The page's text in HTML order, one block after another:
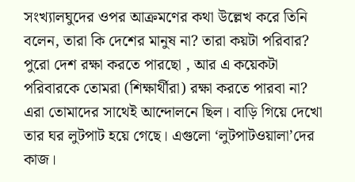
সংখ্যালঘুদের ওপর আক্রমণের কথা উল্লেখ করে তিনি
বলেন, তারা কি দেশের মানুষ না? তারা কয়টা পরিবার?
পুরো দেশ রক্ষা করতে পারছো , আর এ কয়েকটা
পরিবারকে তোমরা (শিক্ষার্থীরা) রক্ষা করতে পারবা না?
এরা তোমাদের সাথেই আন্দোলনে ছিল। বাড়ি গিয়ে দেখো
তার ঘর লুটপাট হয়ে গেছে। এগুলো ‘লুটপাটওয়ালা’দের
কাজ।